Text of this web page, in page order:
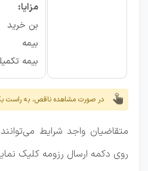
مزایا:
بن خرید
بیمه
بیمه
در صورت مشاهده ناقص، به راست
متقاضیان واجد شرایط
روی دکمه ارسال رزومه کلیک